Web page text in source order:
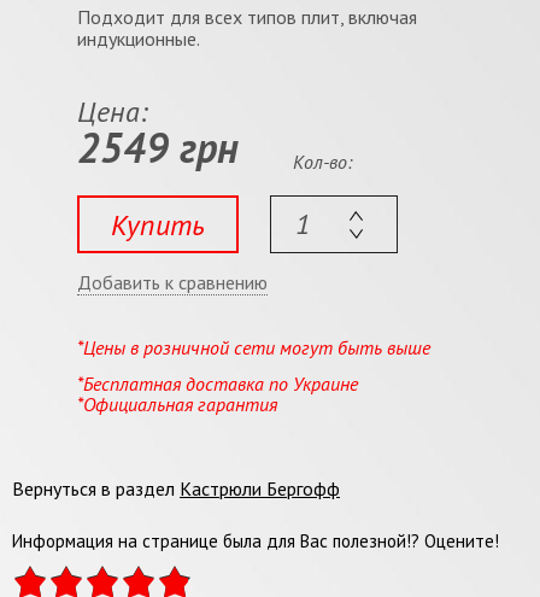
Подходит для всех типов плит, включая
индукционные.
Цена:
2549 грн
Купить
Кол-во:
Добавить к сравнению
*Цены в розничной сети могут быть выше
*Бесплатная доставка по Украине
*Официальная гарантия
Вернуться в раздел Кастрюли Бергофф
Информация на странице была для Вас полезной!? Оцените!